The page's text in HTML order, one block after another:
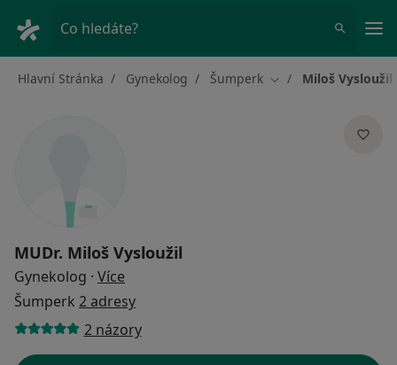
Co hledáte?
Hlavní Stránka Gynekolog Šumperk Změna města
Miloš Vysloužil
MUDr. Miloš Vysloužil
Gynekolog · Více
Šumperk 2 adresy
2 názory